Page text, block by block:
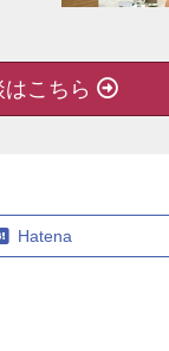
こちら
Hatena